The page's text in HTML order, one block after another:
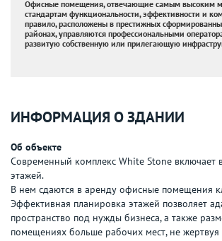
Офисные помещения, отвечающие самым высоким
стандартам функциональности, эффективности и
правило, расположены в престижных
районах, управляются профессиональными
развитую собственную или прилегающую
ИНФОРМАЦИЯ О ЗДАНИИ
Об объекте
Современный комплекс White Stone включает
этажей.
В нем сдаются в аренду офисные помещения
Эффективная планировка этажей позволяет
пространство под нужды бизнеса, а также
помещениях больше рабочих мест, не